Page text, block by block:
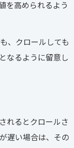
を高められるよう
、クロールしても
なるように留意し
れるとクロールさ
遅い場合は、その